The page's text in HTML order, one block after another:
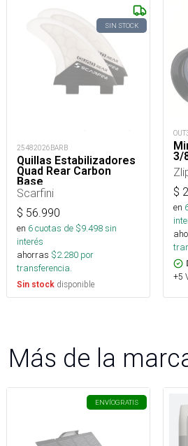
SIN STOCK
25482026BARB
Quillas Estabilizadores
Quad Rear Carbon
Base
Scarfini
$ 56.990
en 6cuotas de $9.498sin
interés
ahorras $2.280 por
transferencia.
Sin stock disponible
3/
$
en
+5
Más de la
ENVÍOGRATIS